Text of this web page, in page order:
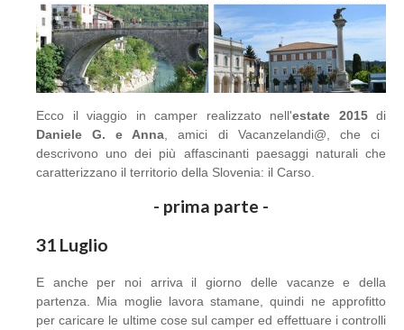
Ecco il viaggio in camper realizzato nell'estate 2015di
Daniele G. e Anna , amici di Vacanzelandi@, che ci
descrivono uno dei più affascinanti paesaggi naturali che
caratterizzano il territorio della Slovenia: il Carso.
- prima parte -
31 Luglio
E anche per noi arriva il giorno delle vacanze e della
partenza. Mia moglie lavora stamane, quindi ne approfitto
per caricare le ultime cose sul camper ed effettuare i controlli